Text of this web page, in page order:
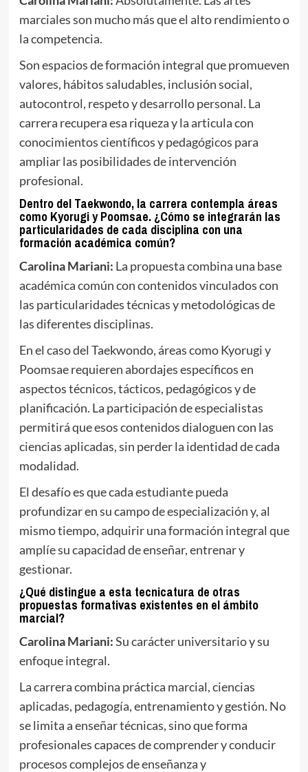
marciales son mucho más que el alto rendimiento o
la competencia.
Son espacios de formación integral que promueven
valores, hábitos saludables, inclusión social,
autocontrol, respeto y desarrollo personal. La
carrera recupera esa riqueza y la articula con
conocimientos científicos y pedagógicos para
ampliar las posibilidades de intervención
profesional.
Dentro del Taekwondo, la carrera contempla áreas
como Kyorugi y Poomsae. ¿Cómo se integrarán las
particularidades de cada disciplina con una
formación académica común?
Carolina Mariani: La propuesta combina una base
académica común con contenidos vinculados con
las particularidades técnicas y metodológicas de
las diferentes disciplinas.
En el caso del Taekwondo, áreas como Kyorugi y
Poomsae requieren abordajes específicos en
aspectos técnicos, tácticos, pedagógicos y de
planificación. La participación de especialistas
permitirá que esos contenidos dialoguen con las
ciencias aplicadas, sin perder la identidad de cada
modalidad.
El desafío es que cada estudiante pueda
profundizar en su campo de especialización y, al
mismo tiempo, adquirir una formación integral que
amplíe su capacidad de enseñar, entrenar y
gestionar.
¿Qué distingue a esta tecnicatura de otras
propuestas formativas existentes en el ámbito
marcial?
Carolina Mariani:Su carácter universitario y su
enfoque integral.
La carrera combina práctica marcial, ciencias
aplicadas, pedagogía, entrenamiento y gestión. No
se limita a enseñar técnicas, sino que forma
profesionales capaces de comprender y conducir
procesos complejos de enseñanza y